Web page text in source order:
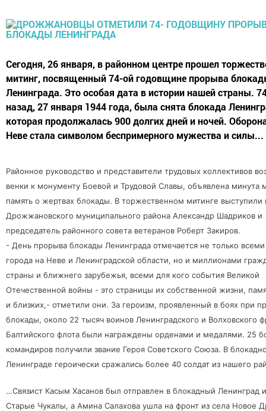
Сегодня, 26 января, в районном центре прошел
митинг, посвященный 74-ой годовщине прорыва
Ленинграда. Это особая дата в истории нашей страны.
назад, 27 января 1944 года, была снята блокада
которая продолжалась 900 долгих дней и ночей.
Неве стала символом беспримерного мужества и силы...
Районное руководство и представители трудовых коллективов
венки к монументу Боевой и Трудовой Славы, объявлена минута
память о жертвах блокады. В торжественном митинге выступили
Дрожжановского муниципального района Александр Шадриков и
председатель районного совета ветеранов Роберт Закиров.
- День прорыва блокады Ленинграда отмечается не только
города на Неве и Ленинградской области, но и миллионами
страны и ближнего зарубежья, всеми для кого события Великой
Отечественной войны - это страницы их собственной жизни,
и близких,- отметили они. За героизм, проявленный в боях при
блокады, около 22 тысяч воинов Ленинградского и Волховского
Балтийского флота были награждены орденами и медалями. 25
командиров получили звание Героя Советского Союза. В
Ленинграде героически сражались более 40 солдат из нашего
…Связист Касым Хасанов был отправлен в блокадный Ленинград
Старые Чукалы, а Амина Салахова ушла на фронт из села Новое